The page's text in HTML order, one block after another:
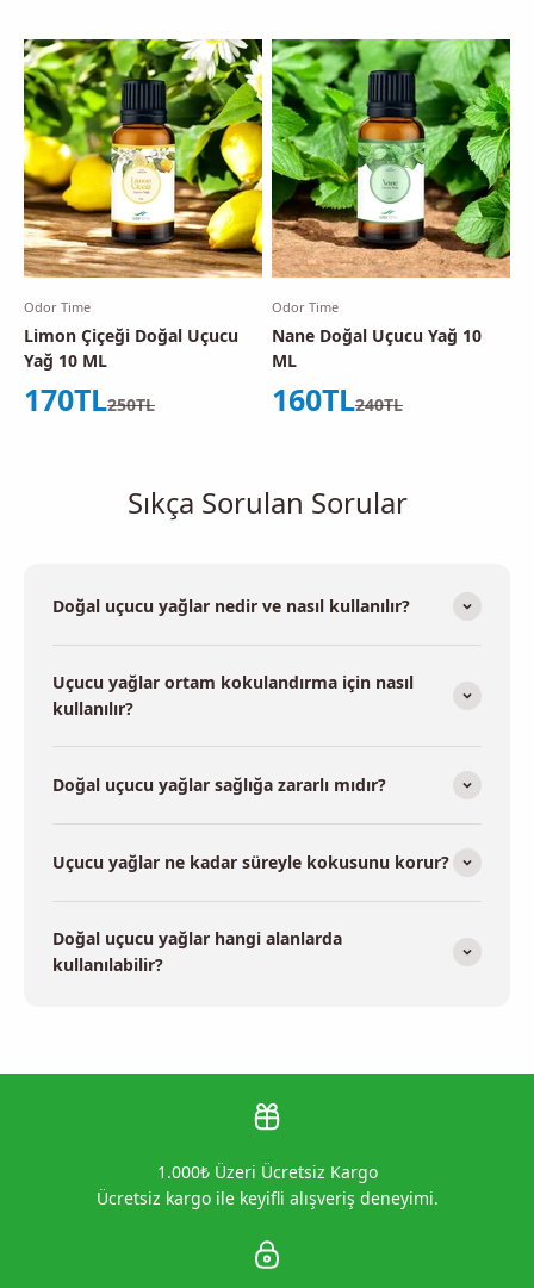
Odor Time
Limon Çiçeği Doğal Uçucu
Yağ 10 ML
İndirimli fiyat
170TLNormal fiyat
250TL
Odor Time
Nane Doğal Uçucu Yağ 10
ML
İndirimli fiyat
160TLNormal fiyat
240TL
Sıkça Sorulan Sorular
Doğal uçucu yağlar nedir ve nasıl kullanılır?
Uçucu yağlar ortam kokulandırma için nasıl
kullanılır?
Doğal uçucu yağlar sağlığa zararlı mıdır?
Uçucu yağlar ne kadar süreyle kokusunu korur?
Doğal uçucu yağlar hangi alanlarda
kullanılabilir?
1.000₺ Üzeri Ücretsiz Kargo
Ücretsiz kargo ile keyifli alışveriş deneyimi.